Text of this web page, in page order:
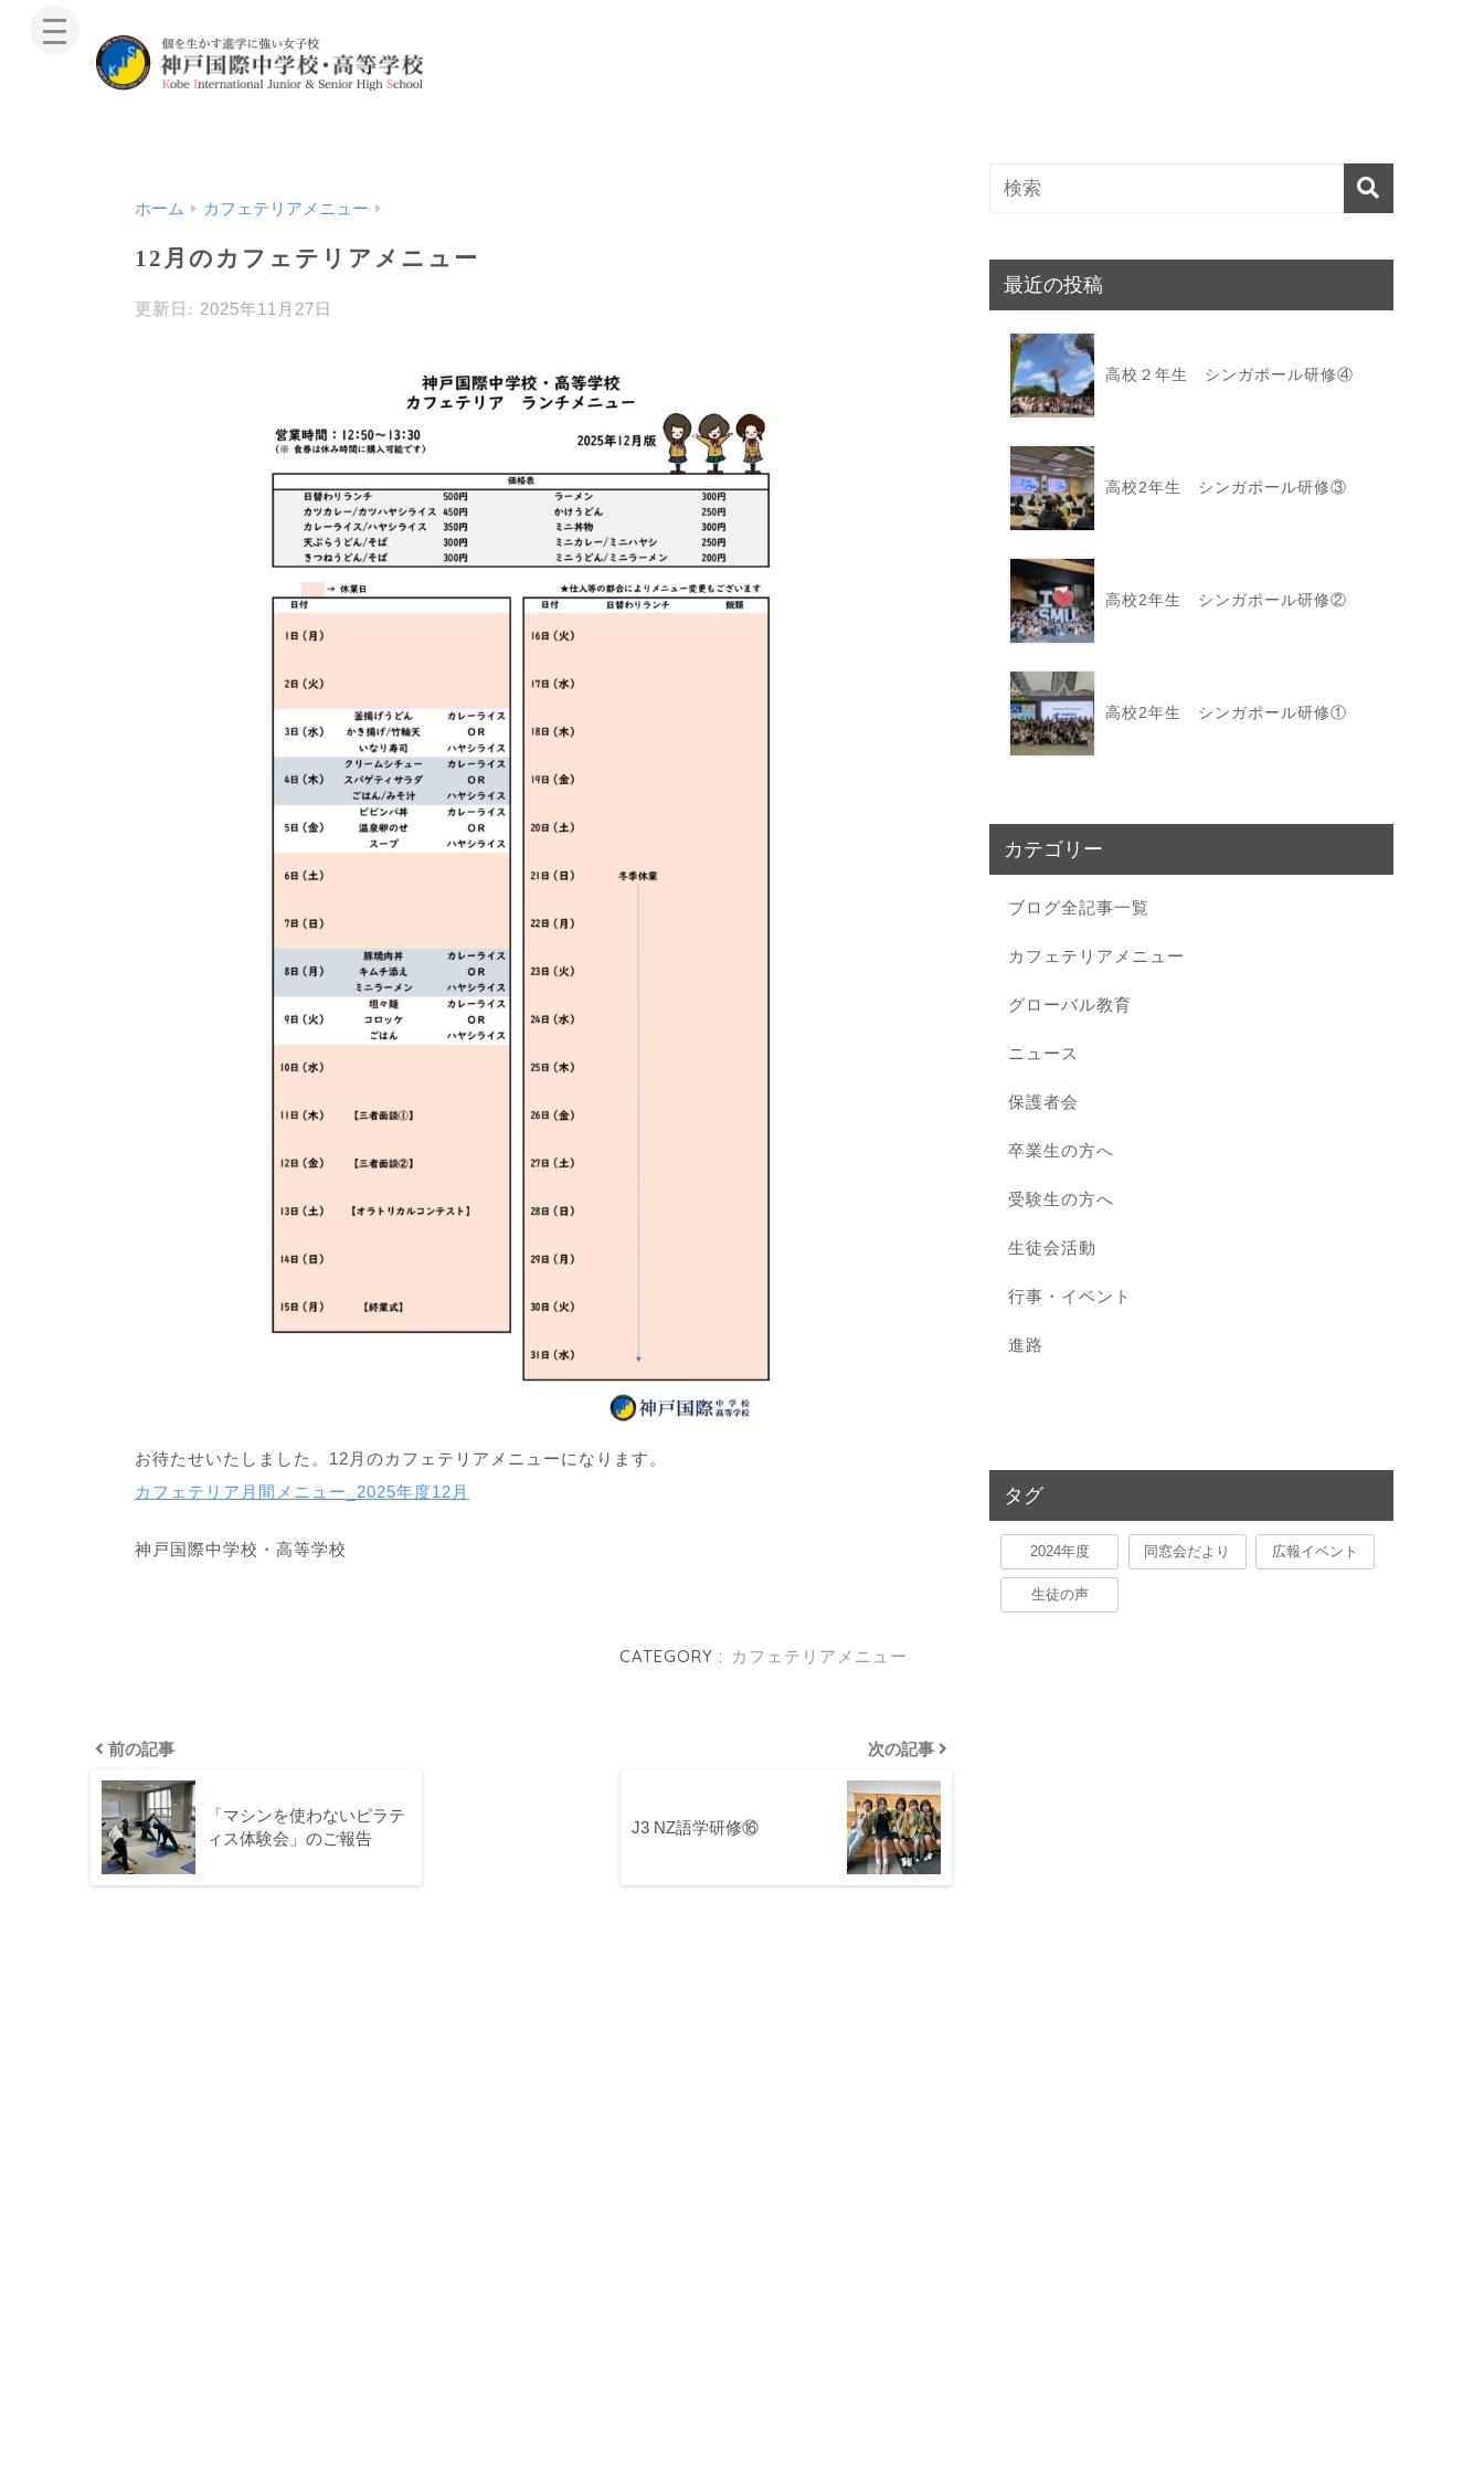
ホーム カフェテリアメニュー
12月のカフェテリアメニュー
2025年11月27日
お待たせいたしました。12月のカフェテリアメニューになります。
カフェテリア月間メニュー_2025年度12月
神戸国際中学校・高等学校
CATEGORY : カフェテリアメニュー
前の記事
「マシンを使わないピラテ
ィス体験会」のご報告
次の記事
J3 NZ語学研修⑯
最近の投稿
高校２年生 シンガポール研修④
高校2年生 シンガポール研修③
高校2年生 シンガポール研修②
高校2年生 シンガポール研修①
カテゴリー
ブログ全記事一覧
カフェテリアメニュー
グローバル教育
ニュース
保護者会
卒業生の方へ
受験生の方へ
生徒会活動
行事・イベント
進路
タグ
2024年度 同窓会だより 広報イベント
生徒の声